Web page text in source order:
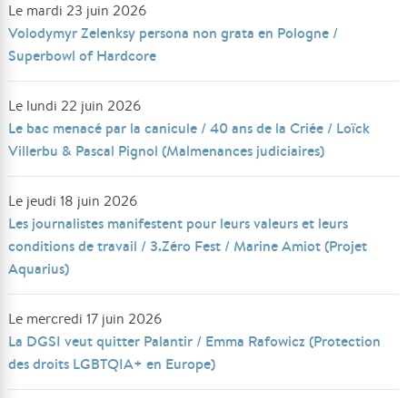
Le mardi 23 juin 2026
Volodymyr Zelenksy persona non grata en Pologne /
Superbowl of Hardcore
Le lundi 22 juin 2026
Le bac menacé par la canicule / 40 ans de la Criée / Loïck
Villerbu & Pascal Pignol (Malmenances judiciaires)
Le jeudi 18 juin 2026
Les journalistes manifestent pour leurs valeurs et leurs
conditions de travail / 3.Zéro Fest / Marine Amiot (Projet
Aquarius)
Le mercredi 17 juin 2026
La DGSI veut quitter Palantir / Emma Rafowicz (Protection
des droits LGBTQIA+ en Europe)